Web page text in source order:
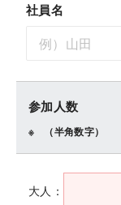
社員名
参加人数
（半角数字）
大人：